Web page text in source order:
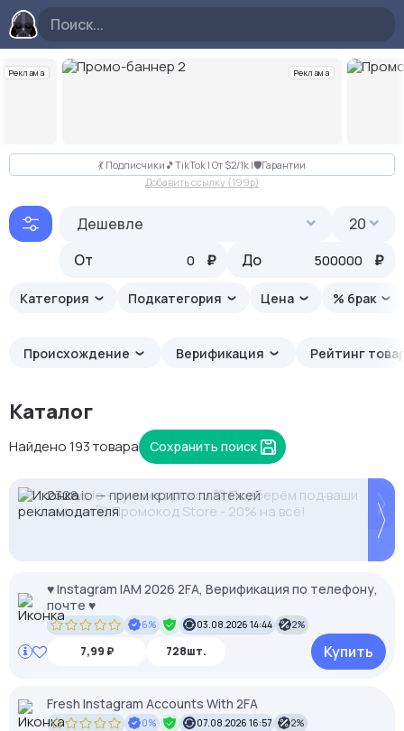
Реклама Реклама
Слайд 2 из 10
💃 Подписчики🎵TikTok | От $2/1k |🛡Гарантии
Добавить ссылку (199p)
Дешевле
От
₽ До ₽
20
Категория Подкатегория Цена % брак
Происхождение Верификация Рейтинг
Каталог
Найдено 193 товара Сохранить поиск
2328.io — прием крипто платежей
-35% на прокси с высоким IP Score. Промокод:
MASK35. Чистые IP, минимум банов.
Proxys.io - лучшие прокси 💚 Подберём под ваши
задачи 🚀 Промокод Store - 20% на всё!
♥ Instagram IAM 2026 2FA, Верификация по телефону,
почте ♥
6% 03.08.2026 14:44 2%
7,99 ₽ 728шт. Купить
Fresh Instagram Accounts With 2FA
0% 07.08.2026 16:57 2%